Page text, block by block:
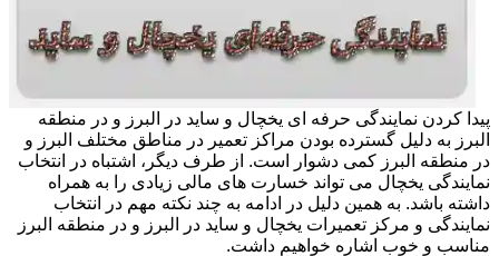
پیدا کردن نمایندگی حرفه ای یخچال و ساید در البرز و در منطقه
البرز به دلیل گسترده بودن مراکز تعمیر در مناطق مختلف البرز و
در منطقه البرز کمی دشوار است. از طرف دیگر، اشتباه در انتخاب
نمایندگی یخچال می تواند خسارت های مالی زیادی را به همراه
داشته باشد. به همین دلیل در ادامه به چند نکته مهم در انتخاب
نمایندگی و مرکز تعمیرات یخچال و ساید در البرز و در منطقه البرز
مناسب و خوب اشاره خواهیم داشت.